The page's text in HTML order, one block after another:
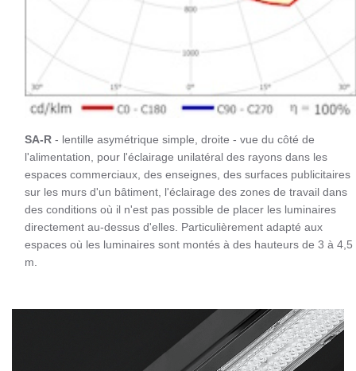
SA-R - lentille asymétrique simple, droite - vue du côté de
l'alimentation, pour l'éclairage unilatéral des rayons dans les
espaces commerciaux, des enseignes, des surfaces publicitaires
sur les murs d'un bâtiment, l'éclairage des zones de travail dans
des conditions où il n'est pas possible de placer les luminaires
directement au-dessus d'elles. Particulièrement adapté aux
espaces où les luminaires sont montés à des hauteurs de 3 à 4,5
m.